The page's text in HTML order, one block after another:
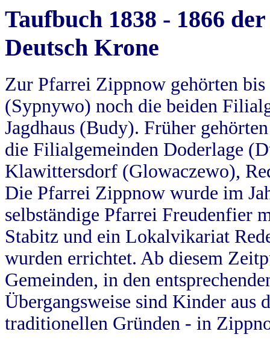
Taufbuch 1838 - 1866
Deutsch Krone
Zur Pfarrei Zippnow gehörten
(Sypnywo) noch die beiden
Jagdhaus (Budy). Früher
die Filialgemeinden Doderlage
Klawittersdorf (Glowaczewo),
Die Pfarrei Zippnow wurde im
selbständige Pfarrei Freudenfier
Stabitz und ein Lokalvikariat
wurden errichtet. Ab diesem
Gemeinden, in den
Übergangsweise sind Kinder aus
traditionellen Gründen - in